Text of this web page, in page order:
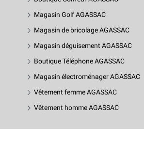
Magasin Golf AGASSAC
Magasin de bricolage AGASSAC
Magasin déguisement AGASSAC
Boutique Téléphone AGASSAC
Magasin électroménager AGASSAC
Vêtement femme AGASSAC
Vêtement homme AGASSAC